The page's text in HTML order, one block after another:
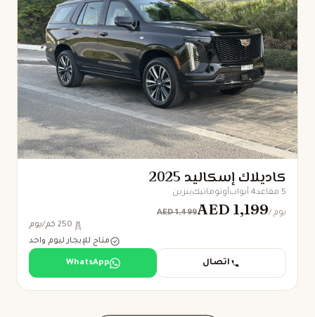
كاديلاك إسكاليد 2025
5 مقاعد 4 أبواب أوتوماتيكبنزين
AED 1,499AED 1,199 / يوم
250 كم/يوم
متاح للإيجار ليوم واحد
اتصال WhatsApp